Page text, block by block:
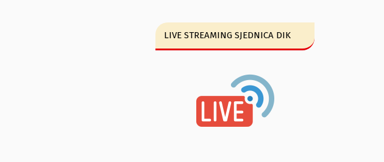
LIVE STREAMING SJEDNICA DIK